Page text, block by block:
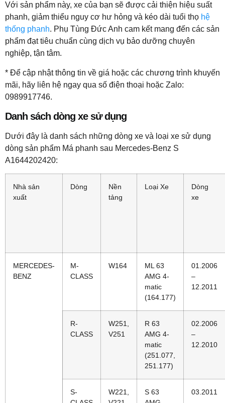
Với sản phẩm này, xe của bạn sẽ được cải thiện hiệu suất
phanh, giảm thiểu nguy cơ hư hỏng và kéo dài tuổi thọ hệ
thống phanh. Phụ Tùng Đức Anh cam kết mang đến các sản
phẩm đạt tiêu chuẩn cùng dịch vụ bảo dưỡng chuyên
nghiệp, tận tâm.
* Để cập nhật thông tin về giá hoặc các chương trình khuyến
mãi, hãy liên hệ ngay qua số điện thoại hoặc Zalo:
0989917746.
Danh sách dòng xe sử dụng
Dưới đây là danh sách những dòng xe và loại xe sử dụng
dòng sản phẩm Má phanh sau Mercedes-Benz S
A1644202420:
Nhà sản
xuất
Dòng
Nền
tảng
Loại Xe
Dòng
xe
MERCEDES-
BENZ
M-
CLASS
W164
ML 63
AMG 4-
matic
(164.177)
01.2006
–
12.2011
R-
CLASS
W251,
V251
R 63
AMG 4-
matic
(251.077,
251.177)
02.2006
–
12.2010
S-
W221,
S 63
03.2011